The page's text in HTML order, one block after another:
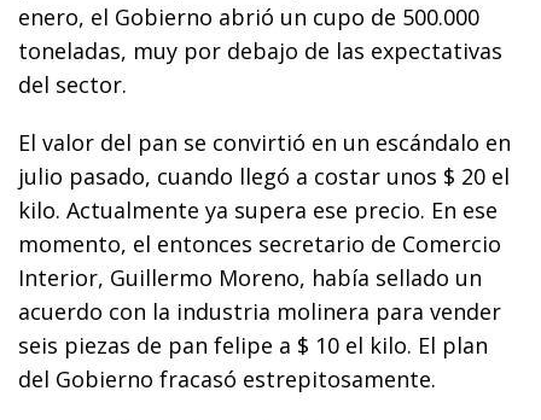
enero, el Gobierno abrió un cupo de 500.000
toneladas, muy por debajo de las expectativas
del sector.
El valor del pan se convirtió en un escándalo en
julio pasado, cuando llegó a costar unos $ 20 el
kilo. Actualmente ya supera ese precio. En ese
momento, el entonces secretario de Comercio
Interior, Guillermo Moreno, había sellado un
acuerdo con la industria molinera para vender
seis piezas de pan felipe a $ 10 el kilo. El plan
del Gobierno fracasó estrepitosamente.